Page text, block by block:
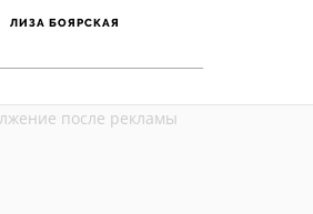
ЛИЗА БОЯРСКАЯ